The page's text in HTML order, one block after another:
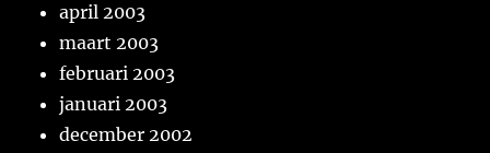
april 2003
maart 2003
februari 2003
januari 2003
december 2002